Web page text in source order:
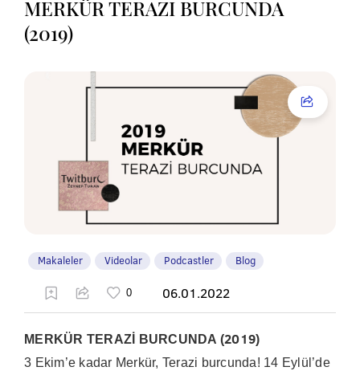
MERKÜR TERAZİ BURCUNDA
(2019)
Makaleler Videolar Podcastler Blog
06.01.2022
MERKÜR TERAZİ BURCUNDA (2019)
3 Ekim’e kadar Merkür, Terazi burcunda! 14 Eylül’de